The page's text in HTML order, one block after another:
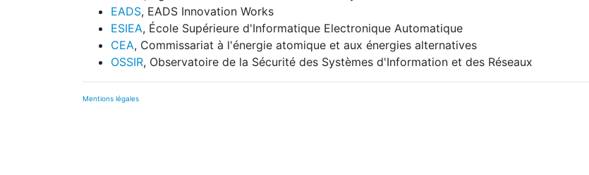
EADS, EADS Innovation Works
ESIEA, École Supérieure d'Informatique Electronique Automatique
CEA, Commissariat à l'énergie atomique et aux énergies alternatives
OSSIR, Observatoire de la Sécurité des Systèmes d'Information et des Réseaux
Mentions légales